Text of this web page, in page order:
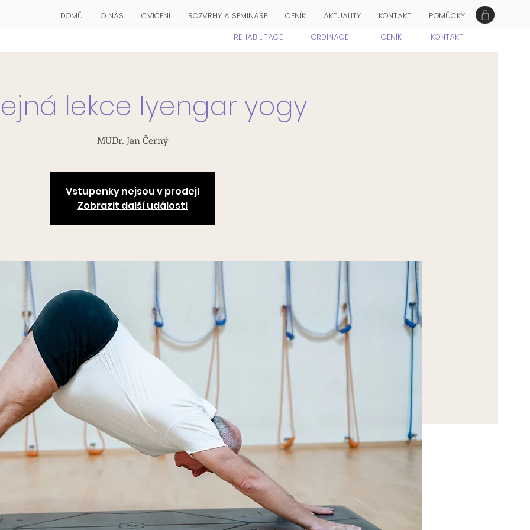
DOMŮ O NÁS CVIČENÍ ROZVRHY A SEMINÁŘE CENÍK AKTUALITY KONTAKT
POMŮCKY
REHABILITACE
ORDINACE CENÍK KONTAKT
lekce Iyengar yogy
MUDr. Jan Černý
Vstupenky nejsou v prodeji
Zobrazit další události